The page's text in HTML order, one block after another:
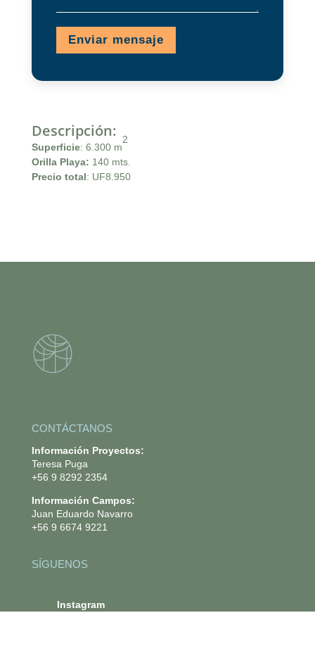
Enviar mensaje
Descripción:
Superficie: 6.300 m
2
Orilla Playa: 140 mts.
Precio total: UF8.950
CONTÁCTANOS
Información Proyectos:
Teresa Puga
+56 9 8292 2354
Información Campos:
Juan Eduardo Navarro
+56 9 6674 9221
SÍGUENOS
Instagram